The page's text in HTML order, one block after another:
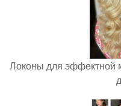
Локоны для эффектной